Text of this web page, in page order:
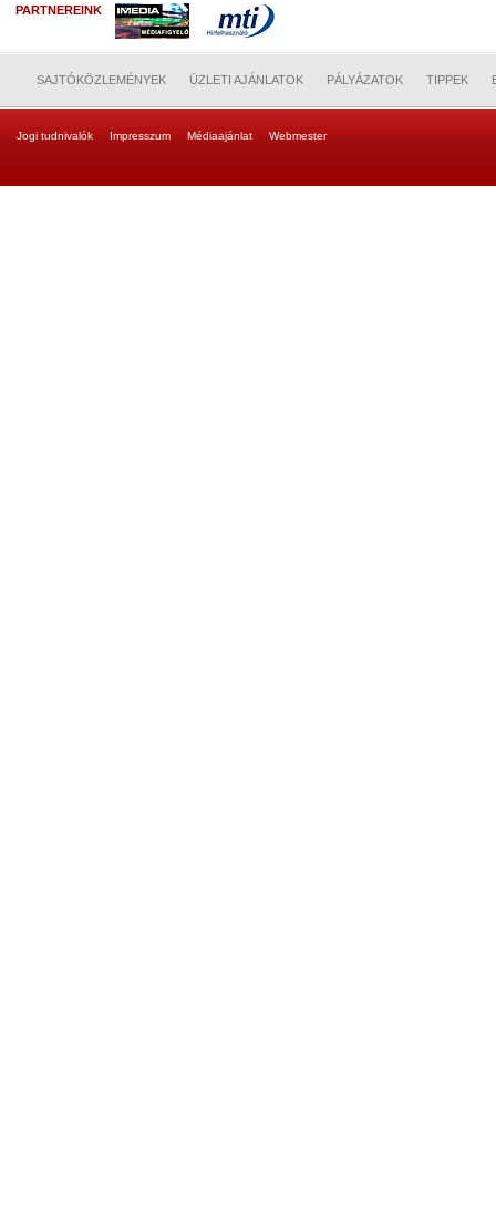
PARTNEREINK
SAJTÓKÖZLEMÉNYEK ÜZLETI AJÁNLATOK PÁLYÁZATOK TIPPEK
Jogi tudnivalók Impresszum Médiaajánlat Webmester